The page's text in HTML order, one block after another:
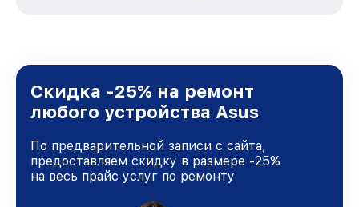
и лояльности наших клиентов.
Скидка -25% на ремонт
любого устройства Asus
По предварительной записи с сайта,
предоставляем скидку в размере -25%
на весь прайс услуг по ремонту